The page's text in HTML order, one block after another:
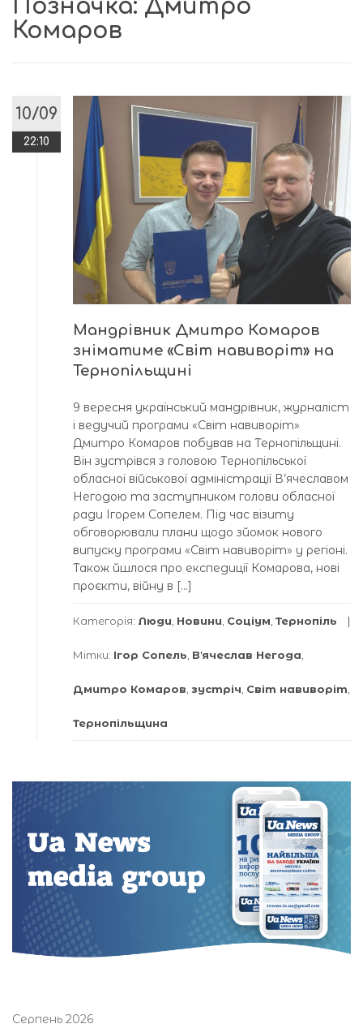
Позначка: Дмитро
Комаров
10/09
22:10
Мандрівник Дмитро Комаров
зніматиме «Світ навиворіт» на
Тернопільщині
9 вересня український мандрівник, журналіст
і ведучий програми «Світ навиворіт»
Дмитро Комаров побував на Тернопільщині.
Він зустрівся з головою Тернопільської
обласної військової адміністрації В’ячеславом
Негодою та заступником голови обласної
ради Ігорем Сопелем. Під час візиту
обговорювали плани щодо зйомок нового
випуску програми «Світ навиворіт» у регіоні.
Також йшлося про експедиції Комарова, нові
проєкти, війну в […]
Категорія: Люди, Новини, Соціум, Тернопіль
Мітки: Ігор Сопель, Вʼячеслав Негода,
Дмитро Комаров, зустріч, Світ навиворіт,
Тернопільщина
Серпень 2026